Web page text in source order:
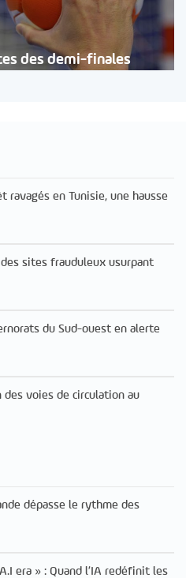
des demi-finales
ravagés en Tunisie, une hausse
sites frauduleux usurpant
du Sud-ouest en alerte
des voies de circulation au
dépasse le rythme des
era » : Quand l’IA redéfinit les